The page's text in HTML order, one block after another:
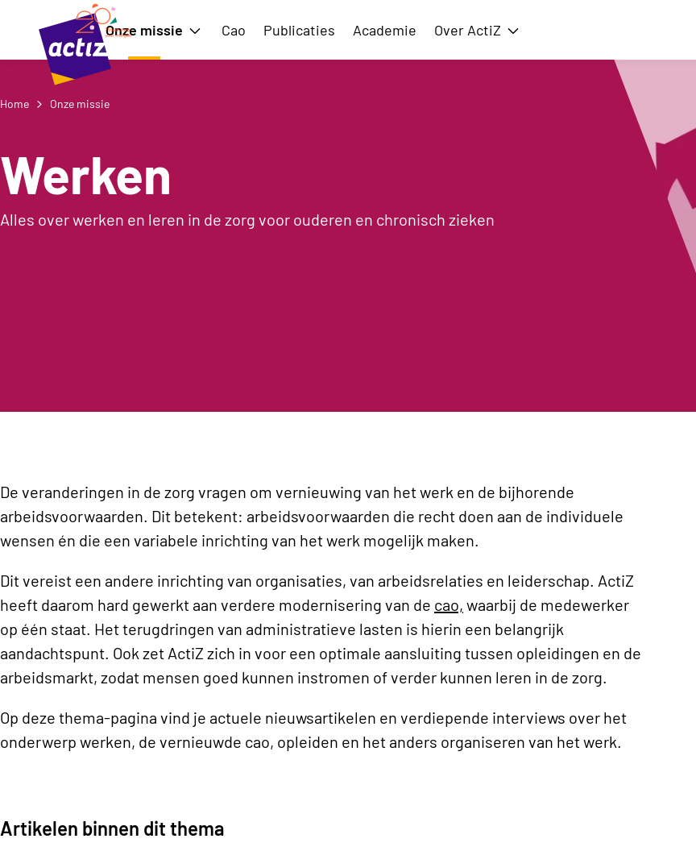
Naar hoofdinhoud
Naar menu
Naar de homepage
Onze missie Toon submenu voor Onze missie
Cao Publicaties Academie Over ActiZ Toon submenu voor Over ActiZ
Home Onze missie
Werken
Alles over werken en leren in de zorg voor ouderen en chronisch zieken
De veranderingen in de zorg vragen om vernieuwing van het werk en de bijhorende
arbeidsvoorwaarden. Dit betekent: arbeidsvoorwaarden die recht doen aan de individuele
wensen én die een variabele inrichting van het werk mogelijk maken.
Dit vereist een andere inrichting van organisaties, van arbeidsrelaties en leiderschap. ActiZ
heeft daarom hard gewerkt aan verdere modernisering van de cao, waarbij de medewerker
op één staat. Het terugdringen van administratieve lasten is hierin een belangrijk
aandachtspunt. Ook zet ActiZ zich in voor een optimale aansluiting tussen opleidingen en de
arbeidsmarkt, zodat mensen goed kunnen instromen of verder kunnen leren in de zorg.
Op deze thema-pagina vind je actuele nieuwsartikelen en verdiepende interviews over het
onderwerp werken, de vernieuwde cao, opleiden en het anders organiseren van het werk.
Artikelen binnen dit thema